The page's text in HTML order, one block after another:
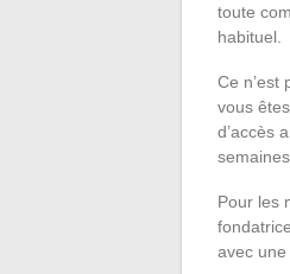
toute
habituel.
Ce n’est
vous
d’accès
Pour les
avec